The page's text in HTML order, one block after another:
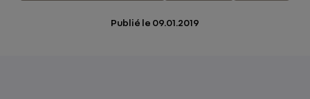
Publié le 09.01.2019